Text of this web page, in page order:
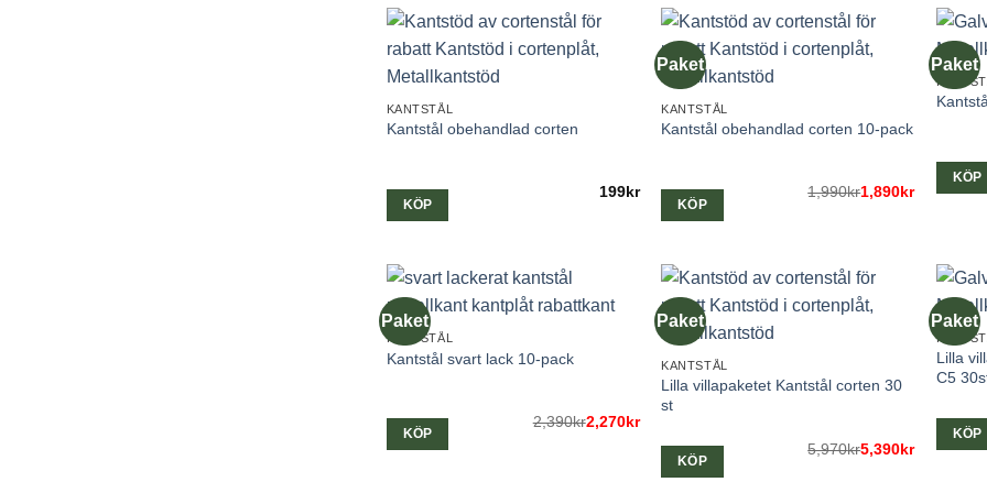
KANTSTÅL
Kantstål obehandlad corten
199kr
KÖP
Paket
KANTSTÅL
Kantstål obehandlad corten 10-pack
1,990kr
Det
1,890kr
Det
KÖP
Paket
KÖP
Paket
KANTSTÅL
Kantstål svart lack 10-pack
2,390kr
Det
2,270kr
Det
KÖP
Paket
KANTSTÅL
Lilla villapaketet Kantstål corten 30
st
5,970kr
Det
5,390kr
Det
KÖP
Paket
Lilla
C5
KÖP